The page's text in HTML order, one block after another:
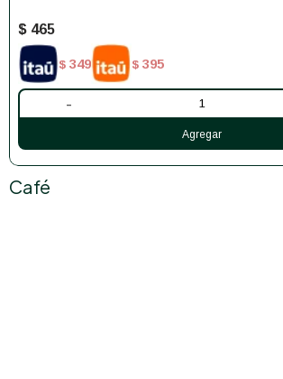
$ 465
$ 349 $ 395
-
Café